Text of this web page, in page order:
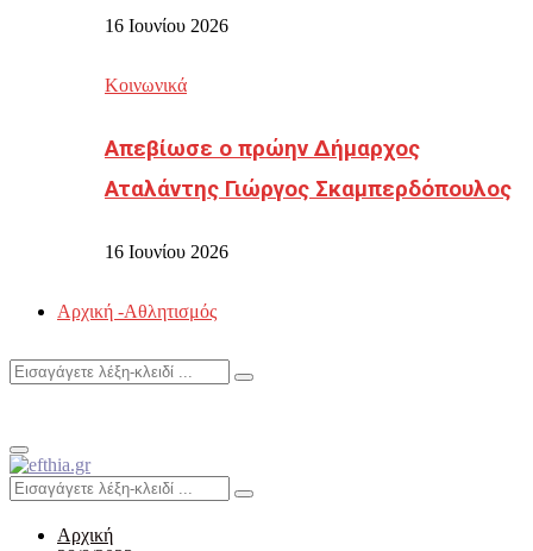
16 Ιουνίου 2026
Κοινωνικά
Απεβίωσε ο πρώην Δήμαρχος
Αταλάντης Γιώργος Σκαμπερδόπουλος
16 Ιουνίου 2026
Αρχική -Αθλητισμός
Search
Search
Primary
Menu
Search
for:
Search
Αρχική